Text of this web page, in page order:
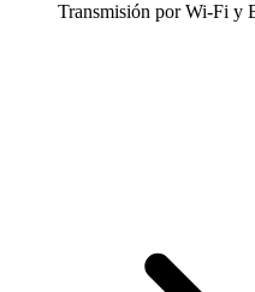
Transmisión por Wi-Fi y